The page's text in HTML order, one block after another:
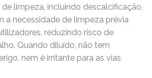
limpeza, incluindo descalcificação,
a necessidade de limpeza prévia
reduzindo risco de
Quando diluído, não tem
nem é irritante para as vias